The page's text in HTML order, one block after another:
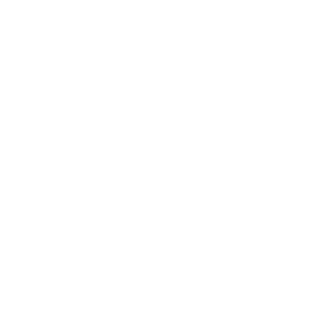
которые
с
крови
крови
кг.